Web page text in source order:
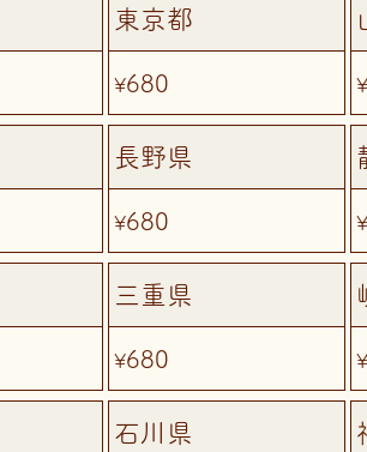
東京都
¥680 ¥
長野県
¥680 ¥
三重県
¥680 ¥
石川県